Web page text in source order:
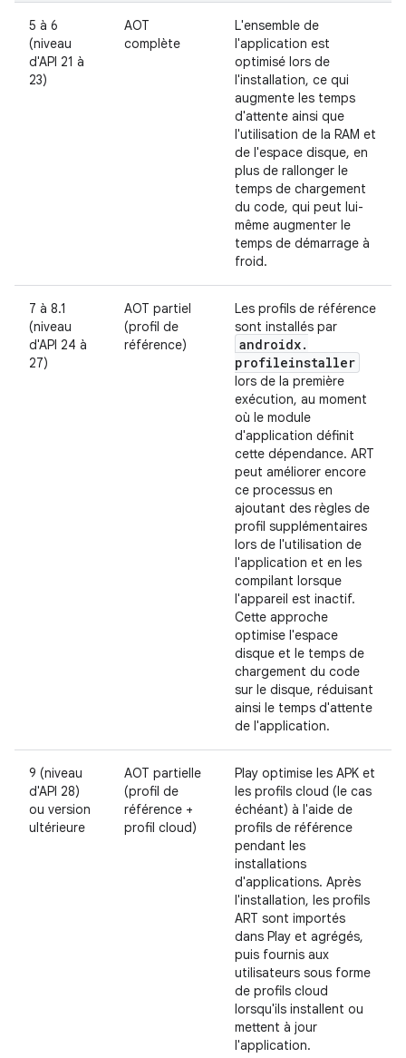
5 à 6
(niveau
d'API 21 à
23)
AOT
complète
L'ensemble de
l'application est
optimisé lors de
l'installation, ce qui
augmente les temps
d'attente ainsi que
l'utilisation de la RAM et
de l'espace disque, en
plus de rallonger le
temps de chargement
du code, qui peut lui-
même augmenter le
temps de démarrage à
froid.
7 à 8.1
(niveau
d'API 24 à
27)
AOT partiel
(profil de
référence)
Les profils de référence
sont installés par
androidx.
profileinstaller
lors de la première
exécution, au moment
où le module
d'application définit
cette dépendance. ART
peut améliorer encore
ce processus en
ajoutant des règles de
profil supplémentaires
lors de l'utilisation de
l'application et en les
compilant lorsque
l'appareil est inactif.
Cette approche
optimise l'espace
disque et le temps de
chargement du code
sur le disque, réduisant
ainsi le temps d'attente
de l'application.
9 (niveau
d'API 28)
ou version
ultérieure
AOT partielle
(profil de
référence +
profil cloud)
Play optimise les APK et
les profils cloud (le cas
échéant) à l'aide de
profils de référence
pendant les
installations
d'applications. Après
l'installation, les profils
ART sont importés
dans Play et agrégés,
puis fournis aux
utilisateurs sous forme
de profils cloud
lorsqu'ils installent ou
mettent à jour
l'application.